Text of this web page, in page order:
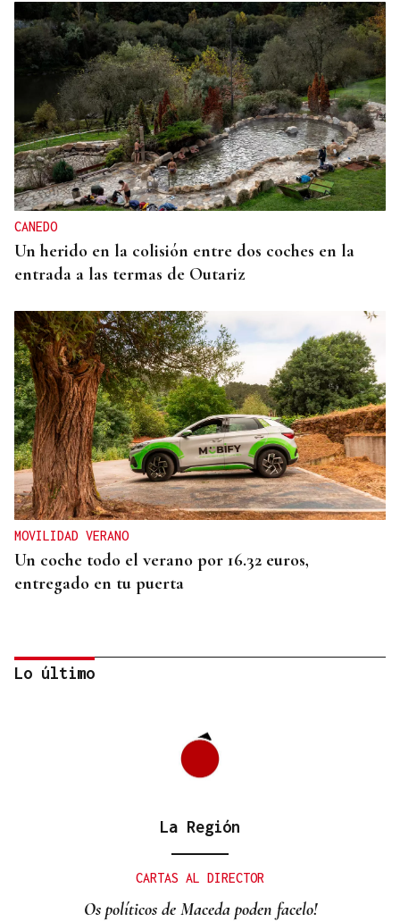
CANEDO
Un herido en la colisión entre dos coches en la
entrada a las termas de Outariz
MOVILIDAD VERANO
Un coche todo el verano por 16.32 euros,
entregado en tu puerta
Vídeo | Se desata un incendio forestal en una
Lo último
La Región
CARTAS AL DIRECTOR
Os políticos de Maceda poden facelo!